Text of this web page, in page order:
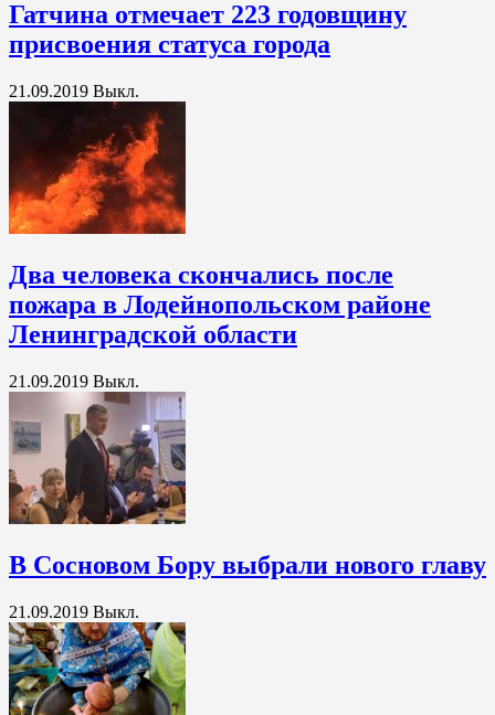
Гатчина отмечает 223 годовщину
присвоения статуса города
21.09.2019 Выкл.
Два человека скончались после
пожара в Лодейнопольском районе
Ленинградской области
21.09.2019 Выкл.
В Сосновом Бору выбрали нового главу
21.09.2019 Выкл.